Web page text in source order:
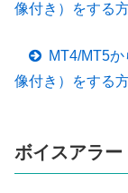
像付き）をする
MT4/MT5
像付き）をする
ボイスアラー